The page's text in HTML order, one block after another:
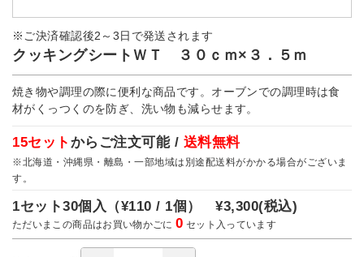
※ご決済確認後2～3日で発送されます
クッキングシートＷＴ ３０ｃｍ×３．５ｍ
焼き物や調理の際に便利な商品です。オーブンでの調理時は食
材がくっつくのを防ぎ、洗い物も減らせます。
15セット からご注文可能 / 送料無料
※北海道・沖縄県・離島・一部地域は別途配送料がかかる場合がございま
す。
1セット30個入（¥110 / 1個）¥3,300(税込)
ただいまこの商品はお買い物かごに0 セット入っています